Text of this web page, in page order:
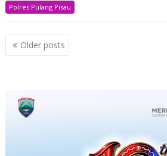
Polres Pulang Pisau
Posts
navigation
Older posts